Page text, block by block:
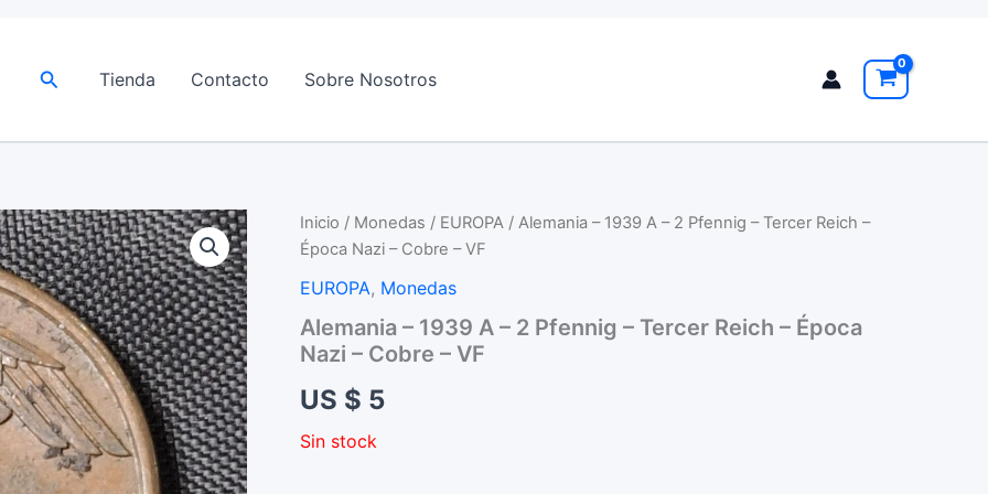
BuscarTienda Contacto Sobre Nosotros
Inicio / Monedas / EUROPA / Alemania – 1939 A – 2 Pfennig – Tercer Reich –
Época Nazi – Cobre – VF
EUROPA, Monedas
Alemania – 1939 A – 2 Pfennig – Tercer Reich – Época
Nazi – Cobre – VF
US $ 5
Sin stock